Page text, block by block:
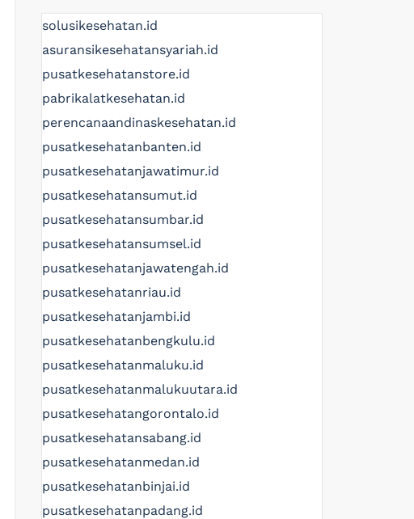
solusikesehatan.id
asuransikesehatansyariah.id
pusatkesehatanstore.id
pabrikalatkesehatan.id
perencanaandinaskesehatan.id
pusatkesehatanbanten.id
pusatkesehatanjawatimur.id
pusatkesehatansumut.id
pusatkesehatansumbar.id
pusatkesehatansumsel.id
pusatkesehatanjawatengah.id
pusatkesehatanriau.id
pusatkesehatanjambi.id
pusatkesehatanbengkulu.id
pusatkesehatanmaluku.id
pusatkesehatanmalukuutara.id
pusatkesehatangorontalo.id
pusatkesehatansabang.id
pusatkesehatanmedan.id
pusatkesehatanbinjai.id
pusatkesehatanpadang.id